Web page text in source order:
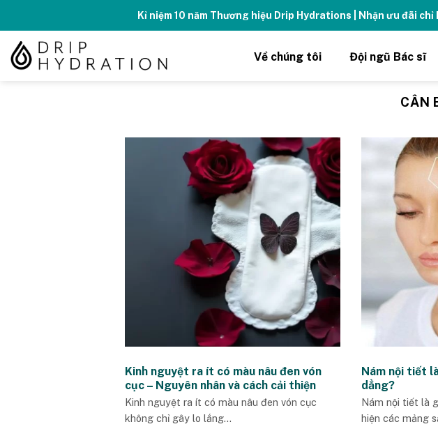
content
Kỉ niệm 10 năm Thương hiệu Drip Hydrations | Nhận ưu đãi chỉ
Về chúng tôi Đội ngũ Bác sĩ
CÂN
Kinh nguyệt ra ít có màu nâu đen vón
cục – Nguyên nhân và cách cải thiện
Kinh nguyệt ra ít có màu nâu đen vón cục
không chỉ gây lo lắng...
Nám nội tiết
dẳng?
Nám nội tiết là
hiện các mảng